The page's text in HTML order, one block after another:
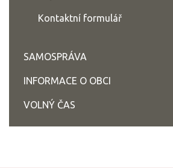
Kontaktní formulář
SAMOSPRÁVA
INFORMACE O OBCI
VOLNÝ ČAS